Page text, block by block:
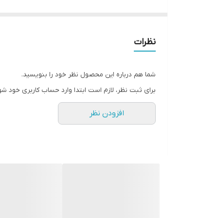
نظرات
شما هم درباره این محصول نظر خود را بنویسید.
برای ثبت نظر، لازم است ابتدا وارد حساب کاربری خود
افزودن نظر